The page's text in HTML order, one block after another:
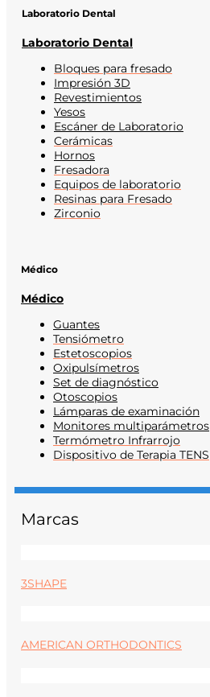
Laboratorio Dental
Laboratorio Dental
Bloques para fresado
Impresión 3D
Revestimientos
Yesos
Escáner de Laboratorio
Cerámicas
Hornos
Fresadora
Equipos de laboratorio
Resinas para Fresado
Zirconio
Médico
Médico
Guantes
Tensiómetro
Estetoscopios
Oxipulsímetros
Set de diagnóstico
Otoscopios
Lámparas de examinación
Monitores multiparámetros
Termómetro Infrarrojo
Dispositivo de Terapia TENS
Marcas
3SHAPE
AMERICAN ORTHODONTICS